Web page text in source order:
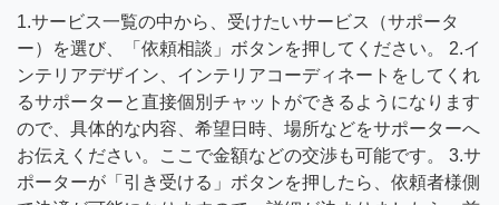
1.サービス一覧の中から、受けたいサービス（サポータ
ー）を選び、「依頼相談」ボタンを押してください。 2.イ
ンテリアデザイン、インテリアコーディネートをしてくれ
るサポーターと直接個別チャットができるようになります
ので、具体的な内容、希望日時、場所などをサポーターへ
お伝えください。ここで金額などの交渉も可能です。 3.サ
ポーターが「引き受ける」ボタンを押したら、依頼者様側